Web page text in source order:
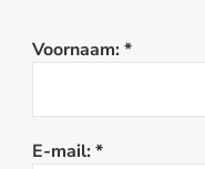
Voornaam: *
E-mail: *